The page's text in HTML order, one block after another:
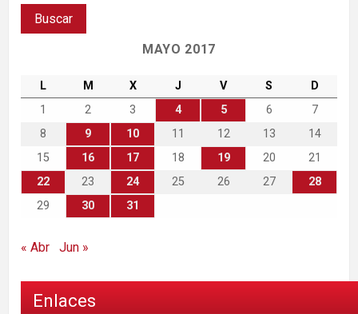
MAYO 2017
L M X J V S
D
1
2 3 4 5 6
7
8
9 10 11 12 13
14
15
16 17 18 19 20
21
22
23 24 25 26 27
28
29
30 31
« Abr Jun »
Enlaces